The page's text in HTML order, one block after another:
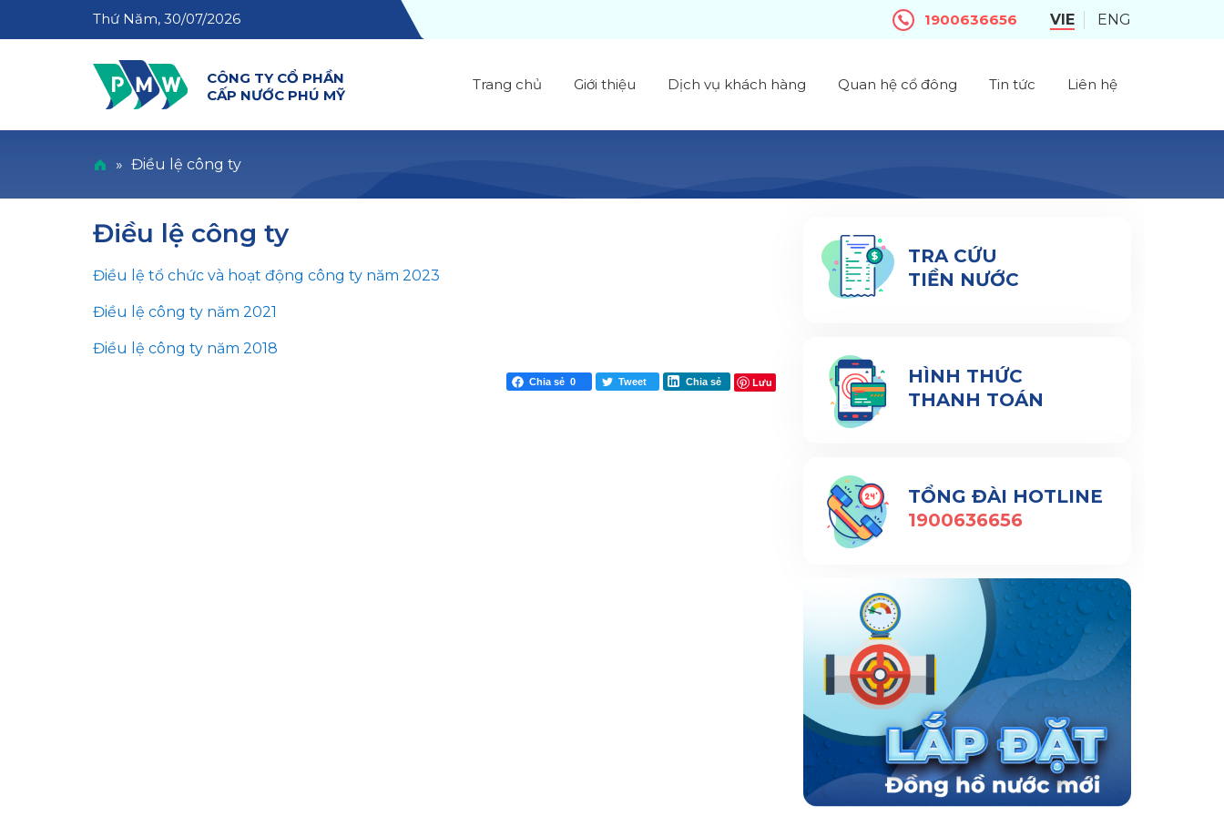
Thứ Năm, 30/07/2026 1900636656 VIE ENG
CÔNG TY CỔ PHẦN
CẤP NƯỚC PHÚ MỸ
Trang chủ Giới thiệu Dịch vụ khách hàng Quan hệ cổ đông Tin tức Liên hệ
» Điều lệ công ty
Điều lệ công ty
Điều lệ tổ chức và hoạt động công ty năm 2023
Điều lệ công ty năm 2021
Điều lệ công ty năm 2018
Chia sẻ 0 Tweet Chia sẻ Lưu
TRA CỨU
TIỀN NƯỚC
HÌNH THỨC
THANH TOÁN
TỔNG ĐÀI HOTLINE
1900636656